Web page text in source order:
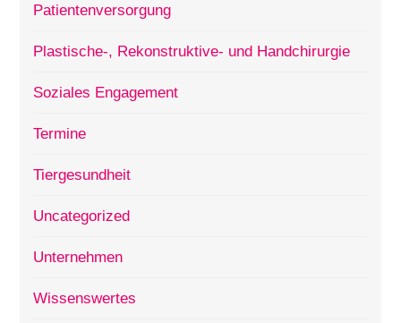
Patientenversorgung
Plastische-, Rekonstruktive- und Handchirurgie
Soziales Engagement
Termine
Tiergesundheit
Uncategorized
Unternehmen
Wissenswertes